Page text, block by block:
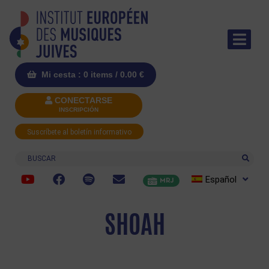
Mi cesta : 0 items / 0.00 €
CONECTARSE
INSCRIPCIÓN
Suscríbete al boletín informativo
Buscar
MRJ Español
SHOAH